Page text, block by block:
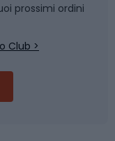
prossimi ordini
Club >